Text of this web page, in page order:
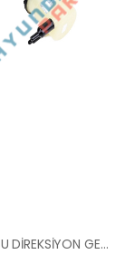
YAĞ DEPOSU DİREKSİYON GETZ 2003-2005 57150-1C000-HMC